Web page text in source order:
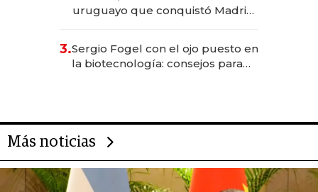
uruguayo que conquistó Madrid:
anticipación y prepara apertura
3.Sergio Fogel con el ojo puesto en
la biotecnología: consejos para
Más noticias